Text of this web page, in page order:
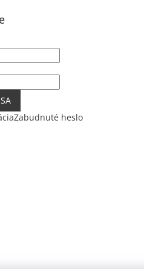
Zabudnuté heslo